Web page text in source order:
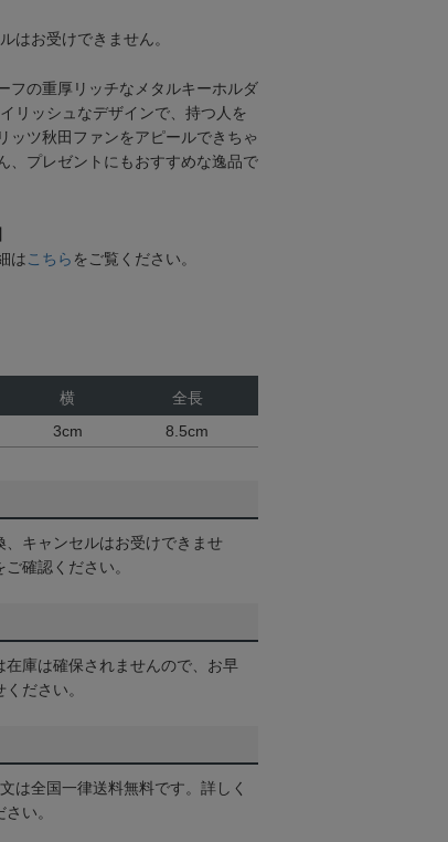
はお受けできません。
フの重厚リッチなメタルキーホルダ
リッシュなデザインで、持つ人を
ッツ秋田ファンをアピールできちゃ
、プレゼントにもおすすめな逸品で
は こちら をご覧ください。
横
全長
3cm 8.5cm
キャンセルはお受けできませ
ご確認ください。
庫は確保されませんので、お早
ださい。
は全国一律送料無料です。詳しく
い。